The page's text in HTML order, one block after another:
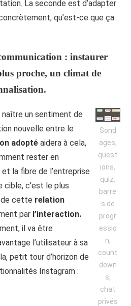
La seconde est d’adapter
qu’est-ce que ça
: instaurer
proche, un climat de
un sentiment de
nouvelle entre le
adopté aidera à cela,
rester en
la fibre de l’entreprise
cible, c’est le plus
de cette relation
par l’interaction.
il va être
l’utilisateur à sa
petit tour d’horizon de
Instagram :
Sond
ages,
quest
ions,
quiz,
barre
s de
progr
essio
n,
count
down
s,
chat
privés